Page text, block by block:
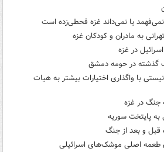
نمی‌فهمد یا نمی‌داند غزه قحطی‌زده است
به مادران و کودکان غزه
در غزه
گذشته در حومه دمشق
با واگذاری اختیارات بیشتر به هیات
جنگ در غزه
به پایتخت سوریه
قبل و بعد از جنگ
طعمه اصلی موشک‌های اسرائیلی